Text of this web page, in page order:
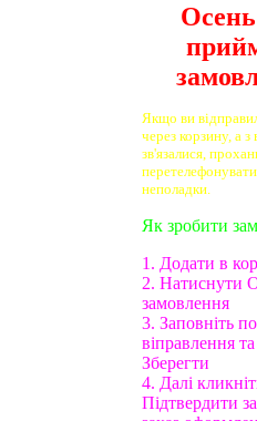
Якщо ви
через корзину, а з
зв'язалися,
неполадки.
Як зробити
1. Додати в
2. Натиснути
замовлення
3. Заповніть
віправлення
Зберегти
4. Далі
Підтвердити